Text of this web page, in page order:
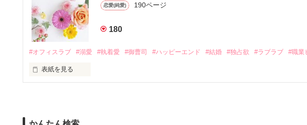
夏木美桜(なつきみお)
✕
鳴海哲平 (なるみてっぺい)
止まっていたはずの二人の時間が、再び動き出す。
恋愛(純愛) 190ページ
180
#オフィスラブ #溺愛 #執着愛 #御曹司 #ハッピーエンド #結婚 #独占欲 #ラブラブ #職業
表紙を見る